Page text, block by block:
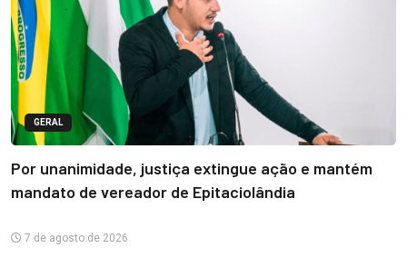
GERAL
Por unanimidade, justiça extingue ação e mantém
mandato de vereador de Epitaciolândia
7 de agosto de 2026